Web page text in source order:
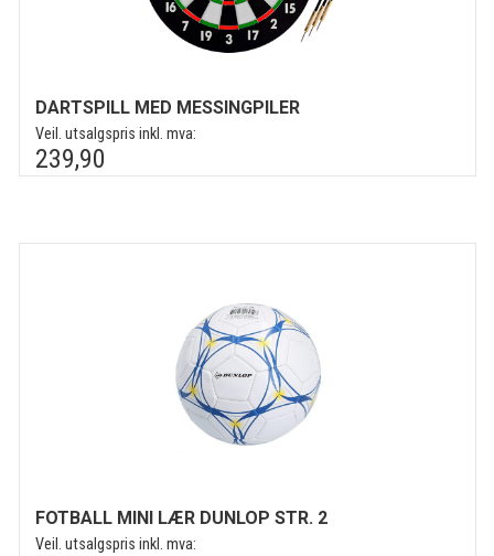
DARTSPILL MED MESSINGPILER
Veil. utsalgspris inkl. mva:
239,90
FOTBALL MINI LÆR DUNLOP STR. 2
Veil. utsalgspris inkl. mva: